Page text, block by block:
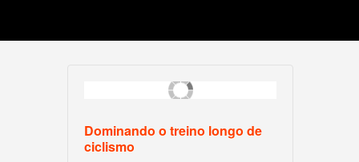
Dominando o treino longo de
ciclismo